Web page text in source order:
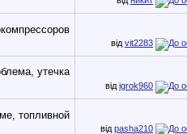
від vit2283
від igrok960
від pasha210